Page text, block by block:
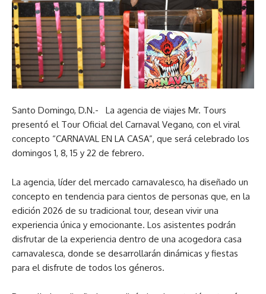
Santo Domingo, D.N.- La agencia de viajes Mr. Tours
presentó el Tour Oficial del Carnaval Vegano, con el viral
concepto “CARNAVAL EN LA CASA”, que será celebrado los
domingos 1, 8, 15 y 22 de febrero.
La agencia, líder del mercado carnavalesco, ha diseñado un
concepto en tendencia para cientos de personas que, en la
edición 2026 de su tradicional tour, desean vivir una
experiencia única y emocionante. Los asistentes podrán
disfrutar de la experiencia dentro de una acogedora casa
carnavalesca, donde se desarrollarán dinámicas y fiestas
para el disfrute de todos los géneros.